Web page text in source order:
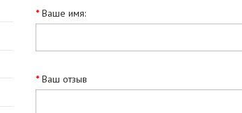
Ваше имя:
Ваш отзыв